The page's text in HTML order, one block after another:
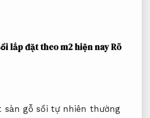
lắp đặt theo m2 hiện nayRõ
sàn gỗ sồi tự nhiên thường